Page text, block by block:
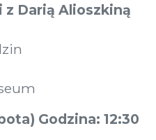
Darią Alioszkiną
Godzina: 12:30